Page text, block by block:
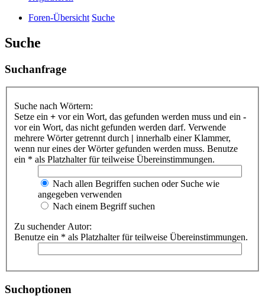
Foren-Übersicht Suche
Suche
Suchanfrage
Suche nach Wörtern:
Setze ein + vor ein Wort, das gefunden werden muss und ein -
vor ein Wort, das nicht gefunden werden darf. Verwende
mehrere Wörter getrennt durch | innerhalb einer Klammer,
wenn nur eines der Wörter gefunden werden muss. Benutze
ein * als Platzhalter für teilweise Übereinstimmungen.
Nach allen Begriffen suchen oder Suche wie
angegeben verwenden
Nach einem Begriff suchen
Zu suchender Autor:
Benutze ein * als Platzhalter für teilweise Übereinstimmungen.
Suchoptionen